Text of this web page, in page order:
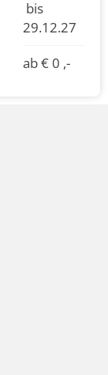
bis
29.12.27
ab € 0 ,-